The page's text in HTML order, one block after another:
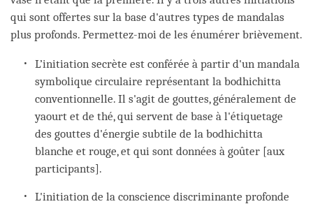
qui sont offertes sur la base d'autres types de mandalas
plus profonds. Permettez-moi de les énumérer brièvement.
L’initiation secrète est conférée à partir d'un mandala
symbolique circulaire représentant la bodhichitta
conventionnelle. Il s'agit de gouttes, généralement de
yaourt et de thé, qui servent de base à l'étiquetage
des gouttes d'énergie subtile de la bodhichitta
blanche et rouge, et qui sont données à goûter [aux
participants].
L'initiation de la conscience discriminante profonde